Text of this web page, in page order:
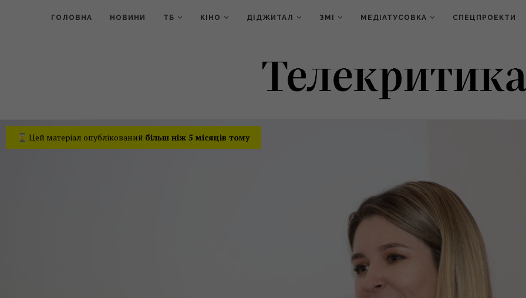
ГОЛОВНА НОВИНИ ТБ КІНО ДІДЖИТАЛ ЗМІ МЕДІАТУСОВКА СПЕЦПРОЕКТИ
Цей матеріал опублікований більш ніж 5 місяців тому